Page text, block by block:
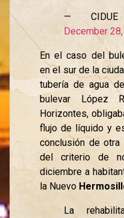
— CIDUE
December
En el caso del
en el sur de la
tubería de agua
bulevar López
Horizontes,
flujo de líquido y
conclusión de otra
del criterio de
diciembre a
la Nuevo
La